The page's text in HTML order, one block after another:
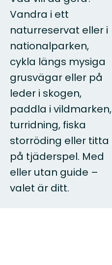
Vandra i ett
naturreservat eller i
nationalparken,
cykla längs mysiga
grusvägar eller på
leder i skogen,
paddla i vildmarken,
turridning, fiska
storröding eller titta
på tjäderspel. Med
eller utan guide –
valet är ditt.